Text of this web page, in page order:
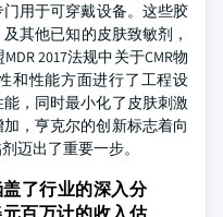
门用于可穿戴设备。这些胶
其他已知的皮肤致敏剂，
2017法规中关于CMR物
和性能方面进行了工程设
，同时最小化了皮肤刺激
，亨克尔的创新标志着向
迈出了重要一步。
了行业的深入分